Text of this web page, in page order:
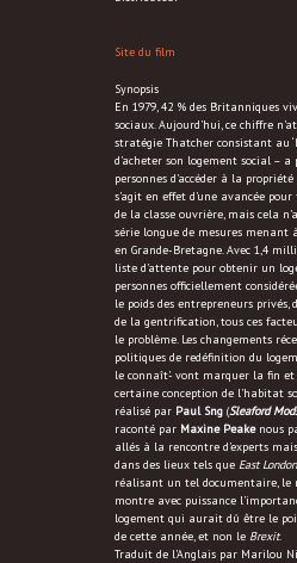
Site du film
Synopsis
En 1979, 42 % des Britanniques
sociaux. Aujourd’hui, ce chiffre
stratégie Thatcher consistant au
d’acheter son logement social –
personnes d’accéder à la
s’agit en effet d’une avancée
de la classe ouvrière, mais cela
série longue de mesures menant
en Grande-Bretagne. Avec 1,4
liste d’attente pour obtenir un
personnes officiellement
le poids des entrepreneurs
de la gentrification, tous ces
le problème. Les changements
politiques de redéfinition du
le connaît’- vont marquer la fin
certaine conception de l’habitat
réalisé par Paul Sng (Sleaford
raconté par Maxine Peakenous
allés à la rencontre d’experts
dans des lieux tels que East
réalisant un tel documentaire, le
montre avec puissance
logement qui aurait dû être le
de cette année, et non le Brexit.
Traduit de l’Anglais par Marilou